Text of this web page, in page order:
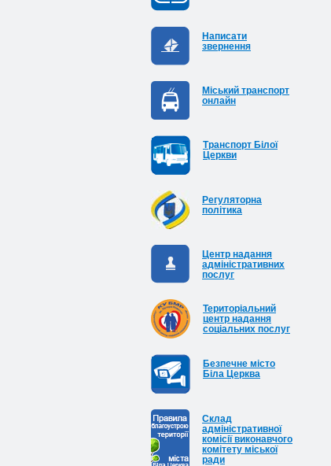
Написати
звернення
Міський транспорт
онлайн
Транспорт Білої
Церкви
Регуляторна
політика
Центр надання
адміністративних
послуг
Територіальний
центр надання
соціальних послуг
Безпечне місто
Біла Церква
Cклад
адміністративної
комісії виконавчого
комітету міської
ради